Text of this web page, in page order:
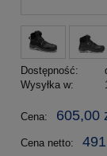
Dostępność:
Wysyłka w:
Cena: 605,00
Cena netto: